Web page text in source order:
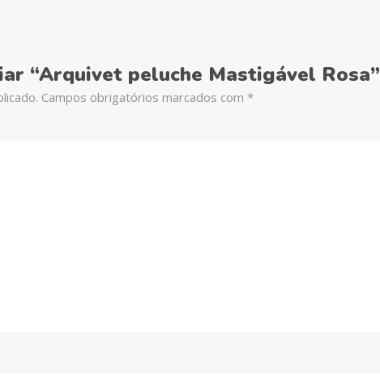
“Arquivet peluche Mastigável Rosa”
Campos obrigatórios marcados com *